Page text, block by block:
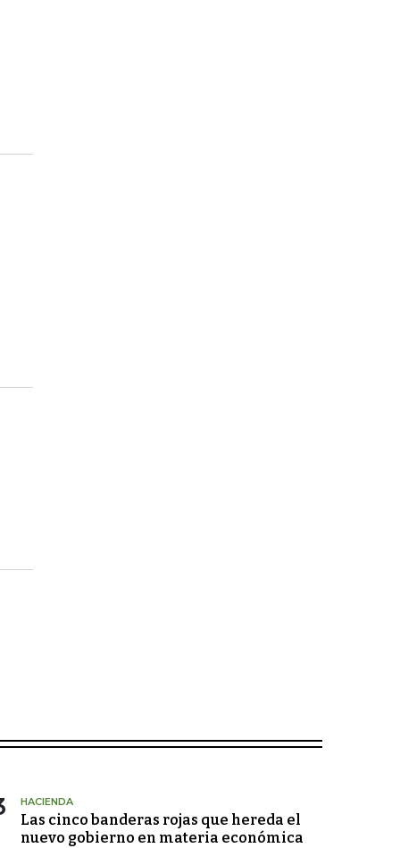
HACIENDA
Las cinco banderas rojas que hereda el
nuevo gobierno en materia económica